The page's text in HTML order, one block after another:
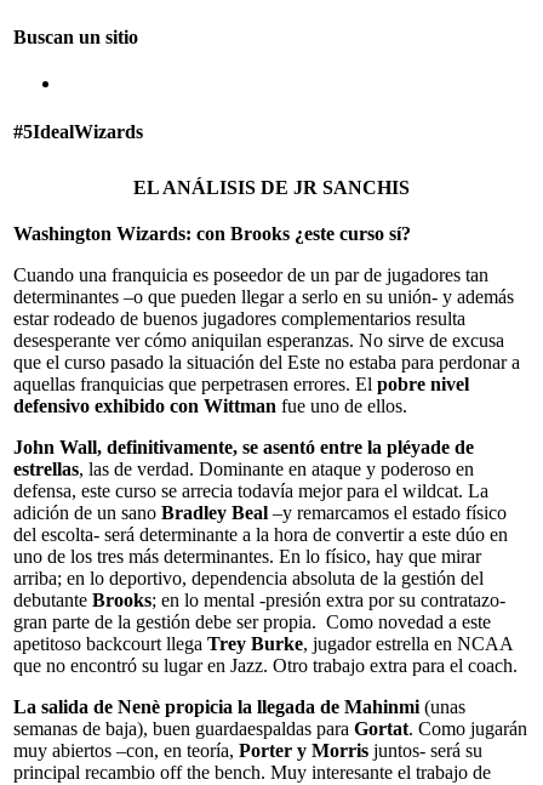
Buscan un sitio
#5IdealWizards
EL ANÁLISIS DE JR SANCHIS
Washington Wizards: con Brooks ¿este curso sí?
Cuando una franquicia es poseedor de un par de jugadores tan
determinantes –o que pueden llegar a serlo en su unión- y además
estar rodeado de buenos jugadores complementarios resulta
desesperante ver cómo aniquilan esperanzas. No sirve de excusa
que el curso pasado la situación del Este no estaba para perdonar a
aquellas franquicias que perpetrasen errores. El pobre nivel
defensivo exhibido con Wittman fue uno de ellos.
John Wall, definitivamente, se asentó entre la pléyade de
estrellas, las de verdad. Dominante en ataque y poderoso en
defensa, este curso se arrecia todavía mejor para el wildcat. La
adición de un sano Bradley Beal –y remarcamos el estado físico
del escolta- será determinante a la hora de convertir a este dúo en
uno de los tres más determinantes. En lo físico, hay que mirar
arriba; en lo deportivo, dependencia absoluta de la gestión del
debutante Brooks; en lo mental -presión extra por su contratazo-
gran parte de la gestión debe ser propia. Como novedad a este
apetitoso backcourt llega Trey Burke, jugador estrella en NCAA
que no encontró su lugar en Jazz. Otro trabajo extra para el coach.
La salida de Nenè propicia la llegada de Mahinmi (unas
semanas de baja), buen guardaespaldas para Gortat. Como jugarán
muy abiertos –con, en teoría, Porter y Morris juntos- será su
principal recambio off the bench. Muy interesante el trabajo de